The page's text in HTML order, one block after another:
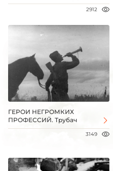
2912
ГЕРОИ НЕГРОМКИХ
ПРОФЕССИЙ. Трубач
3149